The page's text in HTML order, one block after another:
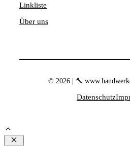
Linkliste
Über uns
© 2026 | 🔨
Datenschutz
Schließen